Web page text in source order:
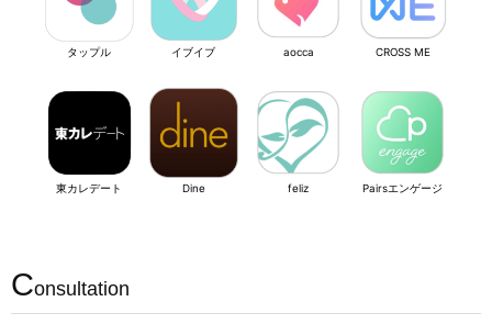
タップル イブイブ aocca CROSS ME
東カレデート Dine feliz Pairsエンゲージ
Consultation